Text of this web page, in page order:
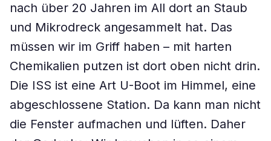
nach über 20 Jahren im All dort an Staub
und Mikrodreck angesammelt hat. Das
müssen wir im Griff haben – mit harten
Chemikalien putzen ist dort oben nicht drin.
Die ISS ist eine Art U-Boot im Himmel, eine
abgeschlossene Station. Da kann man nicht
die Fenster aufmachen und lüften. Daher